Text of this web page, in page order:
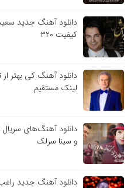
دانلود آهنگ جدید
کیفیت ۳۲۰
دانلود آهنگ کی بهتر
لینک مستقیم
دانلود آهنگ‌های
و سینا سرلک
دانلود آهنگ جدید